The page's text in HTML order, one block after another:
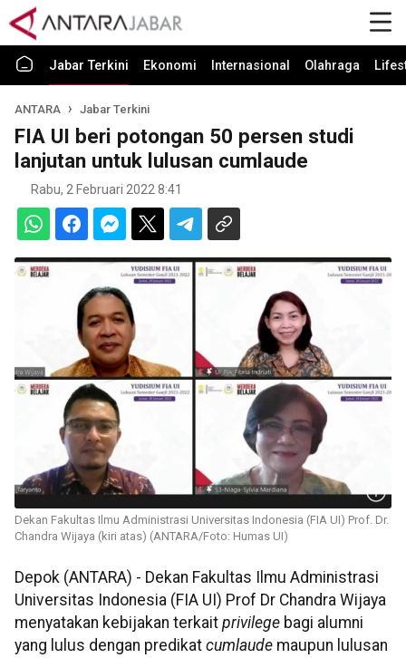
Jabar Terkini Ekonomi Internasional Olahraga
ANTARA Jabar Terkini
FIA UI beri potongan 50 persen studi
lanjutan untuk lulusan cumlaude
Rabu, 2 Februari 2022 8:41
Dekan Fakultas Ilmu Administrasi Universitas Indonesia (FIA UI) Prof. Dr.
Chandra Wijaya (kiri atas) (ANTARA/Foto: Humas UI)
Depok (ANTARA) - Dekan Fakultas Ilmu Administrasi
Universitas Indonesia (FIA UI) Prof Dr Chandra Wijaya
menyatakan kebijakan terkait privilege bagi alumni
yang lulus dengan predikat cumlaude maupun lulusan